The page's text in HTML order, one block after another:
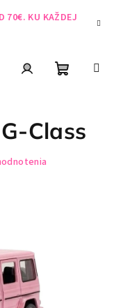
70€. KU KAŽDEJ
košík
Class